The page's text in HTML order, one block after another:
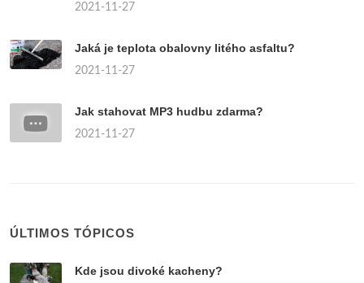
2021-11-27
Jaká je teplota obalovny litého asfaltu?
2021-11-27
Jak stahovat MP3 hudbu zdarma?
2021-11-27
ÚLTIMOS TÓPICOS
Kde jsou divoké kacheny?